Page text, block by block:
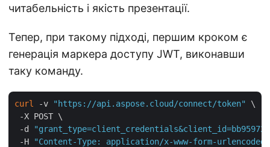
читабельність і якість презентації.
Тепер, при такому підході, першим кроком є
генерація маркера доступу JWT, виконавши
таку команду.
curl -v "https://api.aspose.cloud/connect/token"
\
-X POST \
-d
"grant_type=client_credentials&client_id=bb959721-
-H
"Content-Type: application/x-www-form-urlencoded"